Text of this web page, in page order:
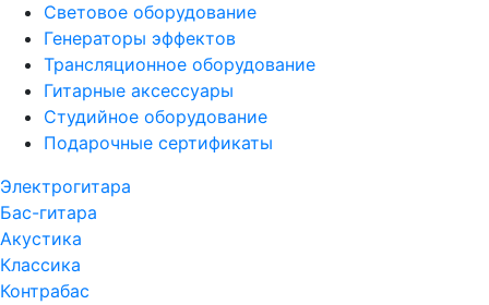
Световое оборудование
Генераторы эффектов
Трансляционное оборудование
Гитарные аксессуары
Студийное оборудование
Подарочные сертификаты
Электрогитара
Бас-гитара
Акустика
Классика
Контрабас